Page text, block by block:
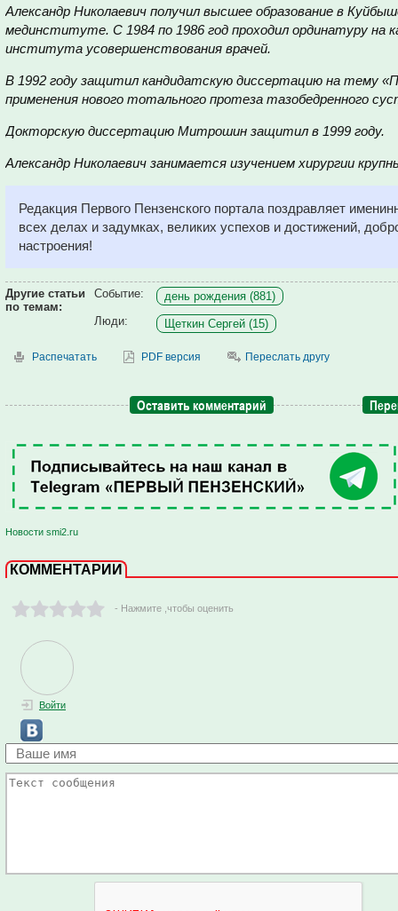
Александр Николаевич получил высшее образование в
мединституте. С 1984 по 1986 год проходил ординатуру на
института усовершенствования врачей.
В 1992 году защитил кандидатскую диссертацию на тему
применения нового тотального протеза тазобедренного
Докторскую диссертацию Митрошин защитил в 1999 году.
Александр Николаевич занимается изучением хирургии
Редакция Первого Пензенского портала поздравляет
всех делах и задумках, великих успехов и достижений,
настроения!
Другие статьи
по темам:
Событие:
день рождения (881)
Люди:
Щеткин Сергей (15)
Распечатать PDF версия Переслать другу
Оставить комментарий
Новости smi2.ru
КОММЕНТАРИИ
- Нажмите ,чтобы оценить
Войти